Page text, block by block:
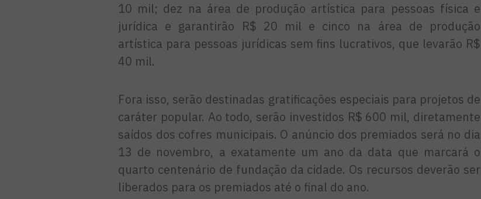
10 mil; dez na área de produção artística para pessoas física e
jurídica e garantirão R$ 20 mil e cinco na área de produção
artística para pessoas jurídicas sem fins lucrativos, que levarão R$
40 mil.
Fora isso, serão destinadas gratificações especiais para projetos de
caráter popular. Ao todo, serão investidos R$ 600 mil, diretamente
saídos dos cofres municipais. O anúncio dos premiados será no dia
13 de novembro, a exatamente um ano da data que marcará o
quarto centenário de fundação da cidade. Os recursos deverão ser
liberados para os premiados até o final do ano.